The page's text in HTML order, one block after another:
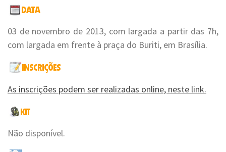
03 de novembro de 2013, com largada a partir das 7h,
com largada em frente à praça do Buriti, em Brasília.
As inscrições podem ser realizadas online, neste link.
Não disponível.